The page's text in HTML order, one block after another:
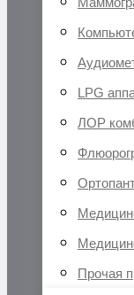
LPG
ЛОР
Прочая